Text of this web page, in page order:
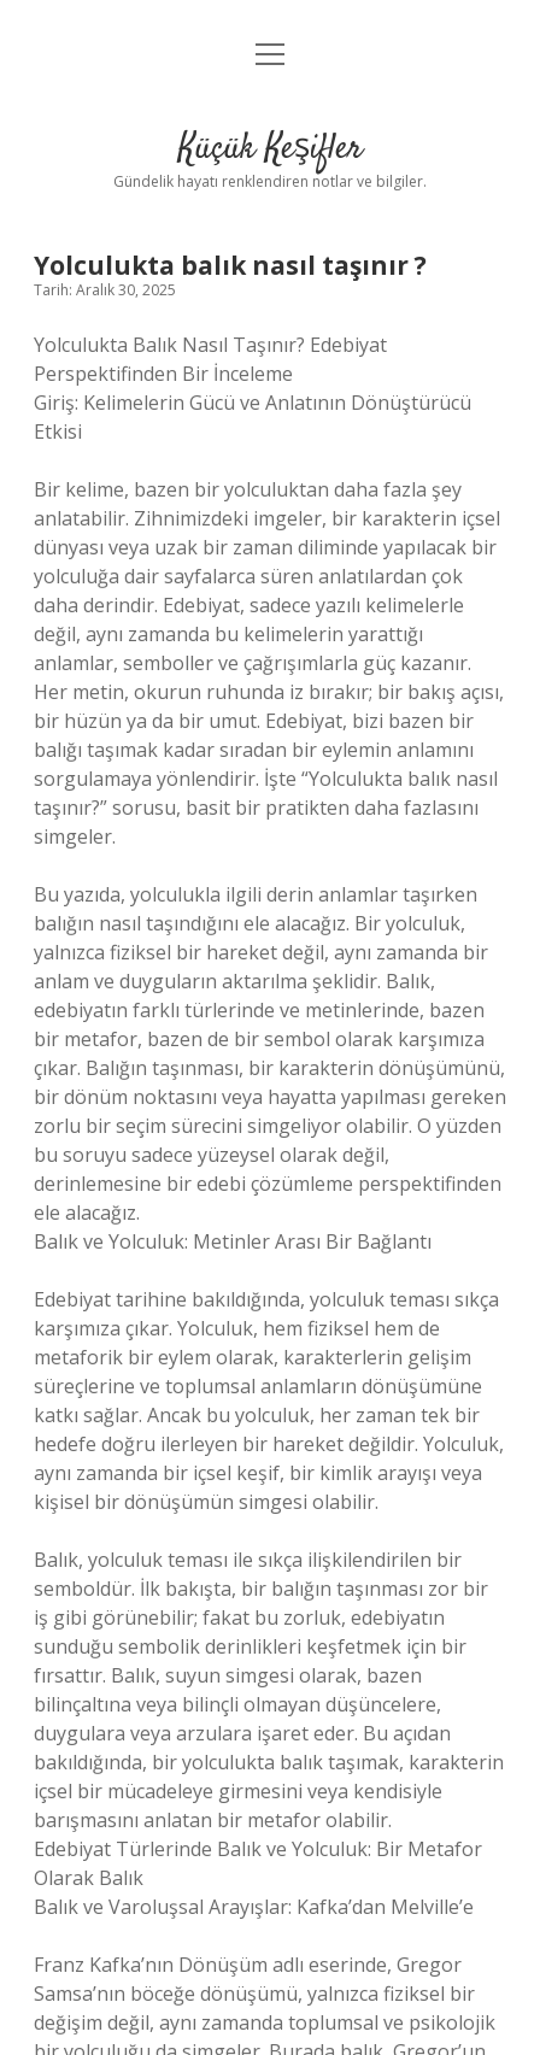
Anasayfa
Yasal Uyarı
menüyü
Küçük Keşifler
Gündelik hayatı renklendiren notlar ve bilgiler.
Yolculukta balık nasıl taşınır ?
Tarih: Aralık 30, 2025
Yolculukta Balık Nasıl Taşınır? Edebiyat
Perspektifinden Bir İnceleme
Giriş: Kelimelerin Gücü ve Anlatının Dönüştürücü
Etkisi
Bir kelime, bazen bir yolculuktan daha fazla şey
anlatabilir. Zihnimizdeki imgeler, bir karakterin içsel
dünyası veya uzak bir zaman diliminde yapılacak bir
yolculuğa dair sayfalarca süren anlatılardan çok
daha derindir. Edebiyat, sadece yazılı kelimelerle
değil, aynı zamanda bu kelimelerin yarattığı
anlamlar, semboller ve çağrışımlarla güç kazanır.
Her metin, okurun ruhunda iz bırakır; bir bakış açısı,
bir hüzün ya da bir umut. Edebiyat, bizi bazen bir
balığı taşımak kadar sıradan bir eylemin anlamını
sorgulamaya yönlendirir. İşte “Yolculukta balık nasıl
taşınır?” sorusu, basit bir pratikten daha fazlasını
simgeler.
Bu yazıda, yolculukla ilgili derin anlamlar taşırken
balığın nasıl taşındığını ele alacağız. Bir yolculuk,
yalnızca fiziksel bir hareket değil, aynı zamanda bir
anlam ve duyguların aktarılma şeklidir. Balık,
edebiyatın farklı türlerinde ve metinlerinde, bazen
bir metafor, bazen de bir sembol olarak karşımıza
çıkar. Balığın taşınması, bir karakterin dönüşümünü,
bir dönüm noktasını veya hayatta yapılması gereken
zorlu bir seçim sürecini simgeliyor olabilir. O yüzden
bu soruyu sadece yüzeysel olarak değil,
derinlemesine bir edebi çözümleme perspektifinden
ele alacağız.
Balık ve Yolculuk: Metinler Arası Bir Bağlantı
Edebiyat tarihine bakıldığında, yolculuk teması sıkça
karşımıza çıkar. Yolculuk, hem fiziksel hem de
metaforik bir eylem olarak, karakterlerin gelişim
süreçlerine ve toplumsal anlamların dönüşümüne
katkı sağlar. Ancak bu yolculuk, her zaman tek bir
hedefe doğru ilerleyen bir hareket değildir. Yolculuk,
aynı zamanda bir içsel keşif, bir kimlik arayışı veya
kişisel bir dönüşümün simgesi olabilir.
Balık, yolculuk teması ile sıkça ilişkilendirilen bir
semboldür. İlk bakışta, bir balığın taşınması zor bir
iş gibi görünebilir; fakat bu zorluk, edebiyatın
sunduğu sembolik derinlikleri keşfetmek için bir
fırsattır. Balık, suyun simgesi olarak, bazen
bilinçaltına veya bilinçli olmayan düşüncelere,
duygulara veya arzulara işaret eder. Bu açıdan
bakıldığında, bir yolculukta balık taşımak, karakterin
içsel bir mücadeleye girmesini veya kendisiyle
barışmasını anlatan bir metafor olabilir.
Edebiyat Türlerinde Balık ve Yolculuk: Bir Metafor
Olarak Balık
Balık ve Varoluşsal Arayışlar: Kafka’dan Melville’e
Franz Kafka’nın Dönüşüm adlı eserinde, Gregor
Samsa’nın böceğe dönüşümü, yalnızca fiziksel bir
değişim değil, aynı zamanda toplumsal ve psikolojik